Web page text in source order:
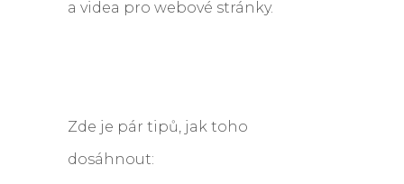
a videa pro webové stránky.
Zde je pár tipů, jak toho
dosáhnout: